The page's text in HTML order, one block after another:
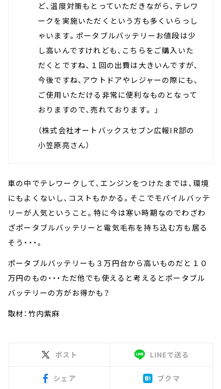
ど、温度対策もとっていただきながら、テレワ
ークを実施いただくという方も多くいらっし
ゃいます。ポータブルバッテリーお値段は少
し高いんですけれども、こちらをご購入いた
だくとですね、１回の出費は大きいんですが、
今後ですね、アウトドアやレジャーの際にも、
ご使用いただける非常に便利なものとなって
おりますので、売れております。 」
（株式会社オートバックスセブン広報IR部の
小笠原亮さん）
車の中でテレワークして、エンジンをつけたまでは、環境
にもよくないし、コストもかかる。そこでモバイルバッテ
リーが人気ということ。特に今は寒い時期なのでわざわ
ざポータブルバッテリーと電気毛布を持ち込む方も居る
そう・・・。
ポータブルバッテリーも３万円台から高いものだと１０
万円のもの・・・ただ他でも使えると考えるとポータブル
バッテリーの方がお得かも？
取材：竹内紫麻
ポスト LINEで送る
シェア ブクマ